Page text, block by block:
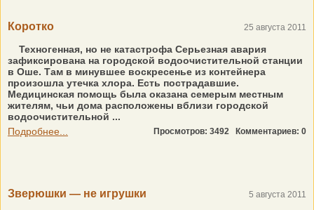
Коротко 25 августа 2011
Техногенная, но не катастрофа Серьезная авария
зафиксирована на городской водоочистительной станции
в Оше. Там в минувшее воскресенье из контейнера
произошла утечка хлора. Есть пострадавшие.
Медицинская помощь была оказана семерым местным
жителям, чьи дома расположены вблизи городской
водоочистительной ...
Подробнее...
Просмотров: 3492 Комментариев: 0
Зверюшки — не игрушки 5 августа 2011